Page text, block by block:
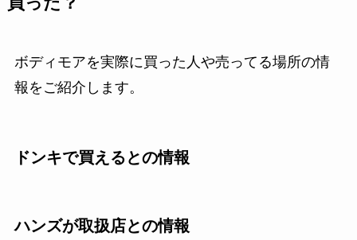
ボディモアを実際に買った人や売ってる場所の情
報をご紹介します。
ドンキで買えるとの情報
ハンズが取扱店との情報